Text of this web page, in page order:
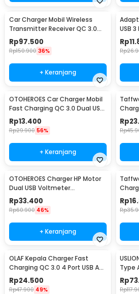
Car Charger Mobil Wireless
Transmitter Receiver QC 3.0
Dual USB 3.1A - HY-82
Rp97.500
Rp150.900 36%
+ Keranjang
USB 3
Rp
Rp
OTOHEROES Car Charger Mobil
Fast Charging QC 3.0 Dual USB
3.1A 30W - DC-681
Rp13.400
Rp29.900 56%
+ Keranjang
USB
Rp
Rp
OTOHEROES Charger HP Motor
Dual USB Voltmeter
Waterproof 4.2A - Y451
Rp33.400
Rp60.900 46%
+ Keranjang
3A
Rp
Rp
OLAF Kepala Charger Fast
Charging QC 3.0 4 Port USB A
48 W - BK-376
Rp24.500
Rp47.900 49%
Type
5 Port
Rp
Rp